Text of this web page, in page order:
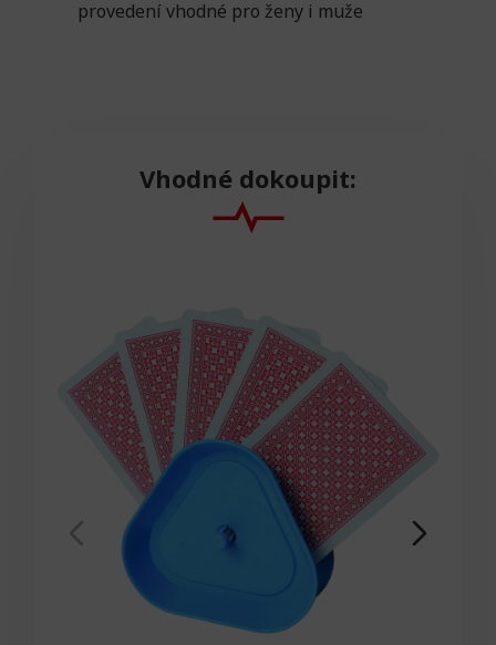
provedení vhodné pro ženy i muže
Vhodné dokoupit: